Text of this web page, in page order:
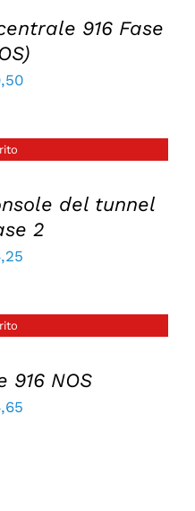
916 Fase
del tunnel
2
916 NOS